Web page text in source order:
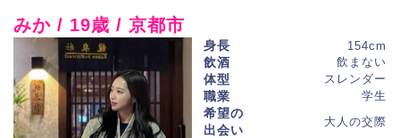
みか / 19歳 / 京都市
身長 154cm
飲酒 飲まない
体型 スレンダー
職業 学生
希望の
出会い
大人の交際